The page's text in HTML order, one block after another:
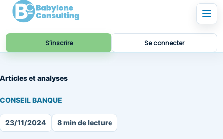
S’inscrire Se connecter
Articles et analyses
CONSEIL BANQUE
23/11/2024 8 min de lecture